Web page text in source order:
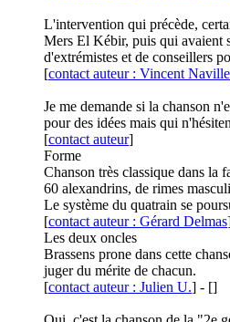
L'intervention qui précède,
Mers El Kébir, puis qui avaient
d'extrémistes et de conseillers
[contact auteur : Vincent Naville
Je me demande si la chanson
pour des idées mais qui
[contact auteur]
Forme
Chanson très classique dans la
60 alexandrins, de rimes
Le système du quatrain se
[contact auteur : Gérard Delmas
Les deux oncles
Brassens prone dans cette
juger du mérite de chacun.
[contact auteur : Julien U.] - []